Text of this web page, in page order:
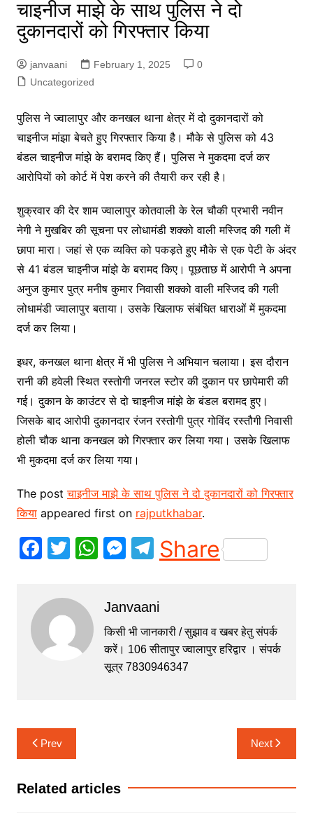
चाइनीज माझे के साथ पुलिस ने दो
दुकानदारों को गिरफ्तार किया
janvaani February 1, 2025
0
Uncategorized
पुलिस ने ज्वालापुर और कनखल थाना क्षेत्र में दो दुकानदारों को
चाइनीज मांझा बेचते हुए गिरफ्तार किया है। मौके से पुलिस को 43
बंडल चाइनीज मांझे के बरामद किए हैं। पुलिस ने मुकदमा दर्ज कर
आरोपियों को कोर्ट में पेश करने की तैयारी कर रही है।
शुक्रवार की देर शाम ज्वालापुर कोतवाली के रेल चौकी प्रभारी नवीन
नेगी ने मुखबिर की सूचना पर लोधामंडी शक्को वाली मस्जिद की गली में
छापा मारा। जहां से एक व्यक्ति को पकड़ते हुए मौके से एक पेटी के अंदर
से 41 बंडल चाइनीज मांझे के बरामद किए। पूछताछ में आरोपी ने अपना
अनुज कुमार पुत्र मनीष कुमार निवासी शक्को वाली मस्जिद की गली
लोधामंडी ज्वालापुर बताया। उसके खिलाफ संबंधित धाराओं में मुकदमा
दर्ज कर लिया।
इधर, कनखल थाना क्षेत्र में भी पुलिस ने अभियान चलाया। इस दौरान
रानी की हवेली स्थित रस्तोगी जनरल स्टोर की दुकान पर छापेमारी की
गई। दुकान के काउंटर से दो चाइनीज मांझे के बंडल बरामद हुए।
जिसके बाद आरोपी दुकानदार रंजन रस्तोगी पुत्र गोविंद रस्तौगी निवासी
होली चौक थाना कनखल को गिरफ्तार कर लिया गया। उसके खिलाफ
भी मुकदमा दर्ज कर लिया गया।
The postचाइनीज माझे के साथ पुलिस ने दो दुकानदारों को गिरफ्तार
कियाappeared first on rajputkhabar.
F
c
e
b
o
T
itt
er
W
s
A
p
p
M
s
e
n
T
el
gr
a
m
Share
Janvaani
किसी भी जानकारी / सुझाव व खबर हेतु संपर्क
करें। 106 सीतापुर ज्वालापुर हरिद्वार । संपर्क
सूत्र 7830946347
Post
navigation
Prev Next
Related articles